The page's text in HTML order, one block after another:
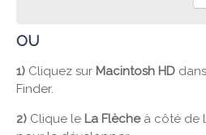
OU
1) Cliquez sur Macintosh HD
Finder.
2) Clique le La Flèche à côté de